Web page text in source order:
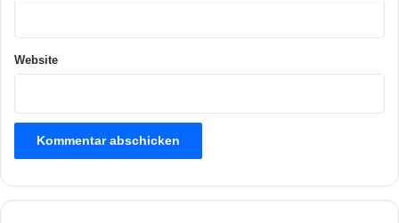
k
n
n
ö
Website